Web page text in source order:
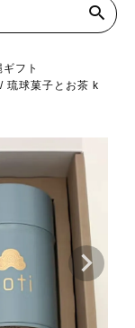
フト
琉球菓子とお茶 k